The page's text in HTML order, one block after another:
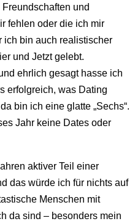
und
fehlen oder die ich mir
ich bin auch realistischer
und Jetzt gelebt.
ehrlich gesagt hasse ich
erfolgreich, was Dating
bin ich eine glatte „Sechs“.
Jahr keine Dates oder
aktiver Teil einer
das würde ich für nichts auf
Menschen mit
da sind – besonders mein